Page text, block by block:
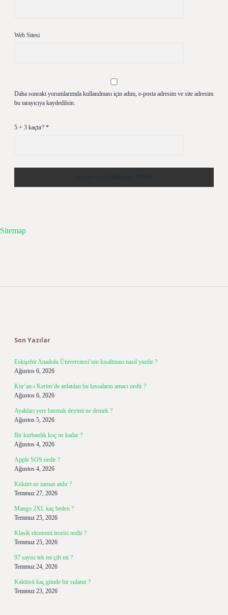
Web Sitesi
Daha sonraki yorumlarımda kullanılması için adım, e-posta adresim ve site adresim
bu tarayıcıya kaydedilsin.
5 + 3 kaçtır? *
Sitemap
Son Yazılar
Eskişehir Anadolu Üniversitesi’nin kısaltması nasıl yazılır ?
Ağustos 6, 2026
Kur’an-ı Kerim’de anlatılan bu kıssaların amacı nedir ?
Ağustos 6, 2026
Ayakları yere basmak deyimi ne demek ?
Ağustos 5, 2026
Bir kurbanlık koç ne kadar ?
Ağustos 4, 2026
Apple SOS nedir ?
Ağustos 4, 2026
Kükürt ne zaman atılır ?
Temmuz 27, 2026
Mango 2XL kaç beden ?
Temmuz 25, 2026
Klasik ekonomi teorisi nedir ?
Temmuz 25, 2026
97 sayısı tek mi çift mi ?
Temmuz 24, 2026
Kaktüsü kaç günde bir sulanır ?
Temmuz 23, 2026